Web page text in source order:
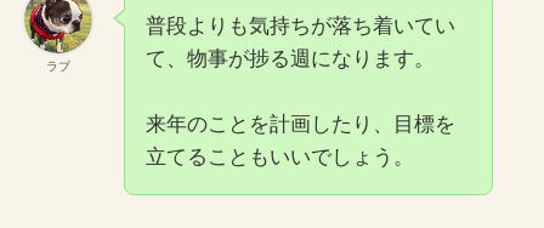
ラブ
普段よりも気持ちが落ち着いてい
て、物事が捗る週になります。
来年のことを計画したり、目標を
立てることもいいでしょう。